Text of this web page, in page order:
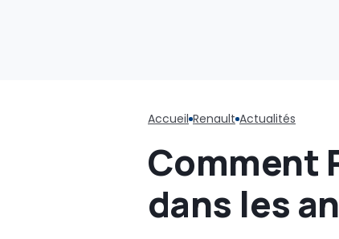
Accueil Renault Actualités
Comment
dans les